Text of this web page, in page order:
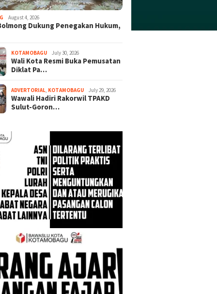
August 4, 2026
Dukung Penegakan Hukum,
KOTAMOBAGU July 30, 2026
Wali Kota Resmi Buka Pemusatan
Diklat Pa…
ADVERTORIAL, KOTAMOBAGU July 29, 2026
Wawali Hadiri Rakorwil TPAKD
Sulut-Goron…